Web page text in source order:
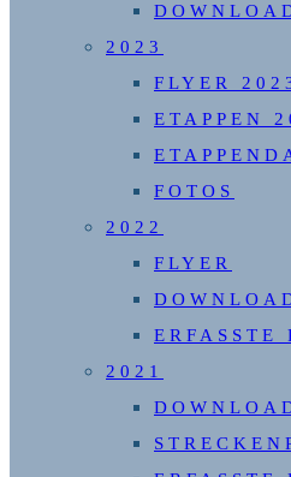
2023
FLYER
ETAPPEN
FOTOS
2022
FLYER
ERFASSTE
2021